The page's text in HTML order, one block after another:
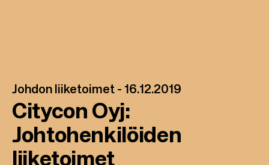
Johdon liiketoimet - 16.12.2019
Citycon Oyj:
Johtohenkilöiden
liiketoimet